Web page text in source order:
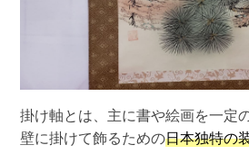
掛け軸とは、主に書や絵画を一定
壁に掛けて飾るための日本独特の